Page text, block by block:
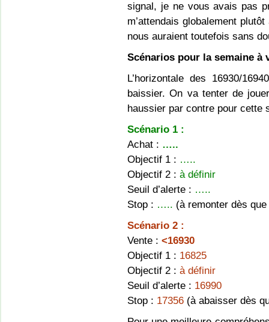
signal, je ne vous avais pas
m’attendais globalement
nous auraient toutefois sans
Scénarios pour la semaine à
L’horizontale des 16930/
baissier. On va tenter de
haussier par contre pour cette
Scénario 1 :
Achat : …..
Objectif 1 : …..
Objectif 2 : à définir
Seuil d’alerte : …..
Stop : ….. (à remonter dès
Scénario 2 :
Vente : <16930
Objectif 1 : 16825
Objectif 2 : à définir
Seuil d’alerte : 16990
Stop : 17356 (à abaisser dès